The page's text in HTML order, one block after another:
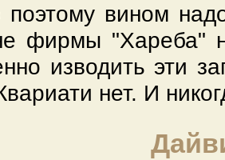
вином
фирмы "Хареба"
изводить эти
нет. И